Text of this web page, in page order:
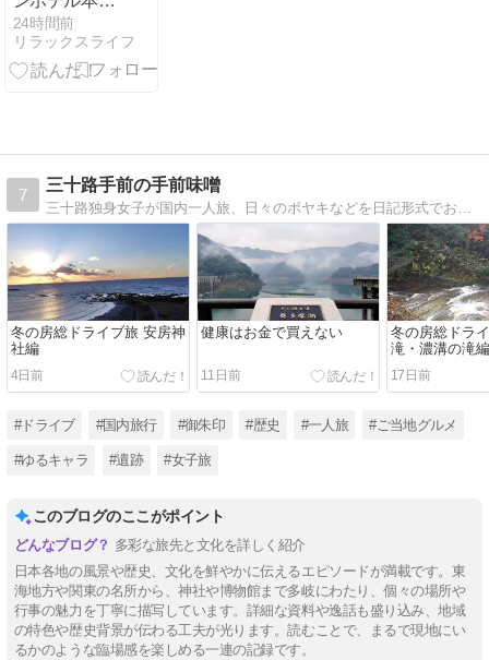
と別館の違い
を比較｜どっ
ちがおすす
24時間前
リラックスライフ
7
三十路手前の手前味噌
三十路独身女子が国内一人旅、日々のボヤキなどを日記形式でお送りいたします。
冬の房総ドライブ旅 安房神
社編
4日前
健康はお金で買えない
11日前
冬の房総ドラ
滝・濃溝の滝編
17日前
#ドライブ #国内旅行 #御朱印 #歴史 #一人旅 #ご当地グルメ
#ゆるキャラ #遺跡 #女子旅
このブログのここがポイント
多彩な旅先と文化を詳しく紹介
日本各地の風景や歴史、文化を鮮やかに伝えるエピソードが満載です。東
海地方や関東の名所から、神社や博物館まで多岐にわたり、個々の場所や
行事の魅力を丁寧に描写しています。詳細な資料や逸話も盛り込み、地域
の特色や歴史背景が伝わる工夫が光ります。読むことで、まるで現地にい
るかのような臨場感を楽しめる一連の記録です。